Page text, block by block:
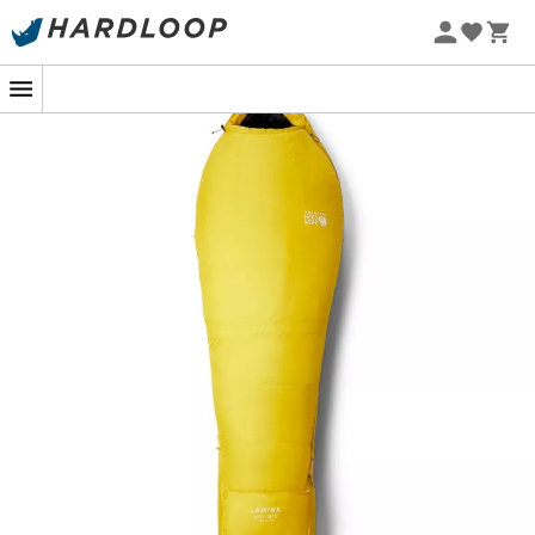
Zomeraanbiedingen 🔥 -5% EXTRA vanaf 2 producten* met
Bereid je voor op koude nachten in de buitenlucht met
slaapzak van Mountain Hardwear
op een winterexpeditie gaat of kampeert onder extreme
omstandigheden, deze slaapzak is ontworpen om je
warm en goed geïsoleerd te houden. Met een
comforttemperatuur tot
biedt hij optimale
bescherming tegen ijzige kou. Het
verstelbare capuchon